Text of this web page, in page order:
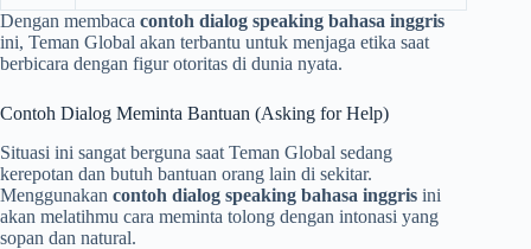
Dengan membaca contoh dialog speaking bahasa inggris
ini, Teman Global akan terbantu untuk menjaga etika saat
berbicara dengan figur otoritas di dunia nyata.
Contoh Dialog Meminta Bantuan (Asking for Help)
Situasi ini sangat berguna saat Teman Global sedang
kerepotan dan butuh bantuan orang lain di sekitar.
Menggunakan contoh dialog speaking bahasa inggris ini
akan melatihmu cara meminta tolong dengan intonasi yang
sopan dan natural.